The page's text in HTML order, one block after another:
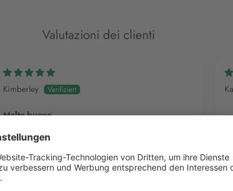
Valutazioni dei clienti
Kimberley
Molto buono
Con un buono regalo non si può mai sbagliare.